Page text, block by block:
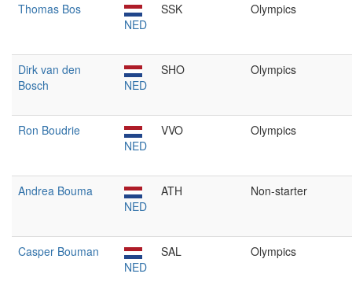
Thomas Bos
NED
SSK Olympics
Dirk van den
Bosch
NED
SHO Olympics
Ron Boudrie
NED
VVO Olympics
Andrea Bouma
NED
ATH Non-starter
Casper Bouman
NED
SAL Olympics